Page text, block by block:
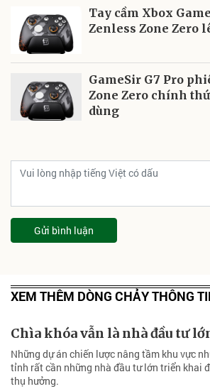
Tay cầm Xbox
Zenless Zone Zero
GameSir G7 Pro
Zone Zero chính
dùng
Gửi bình luận
XEM THÊM DÒNG CHẢY THÔNG
Chìa khóa vẫn là nhà đầu tư
Những dự án chiến lược nâng tầm khu vực
tỉnh rất cần những nhà đầu tư lớn triển khai
thụ hưởng.